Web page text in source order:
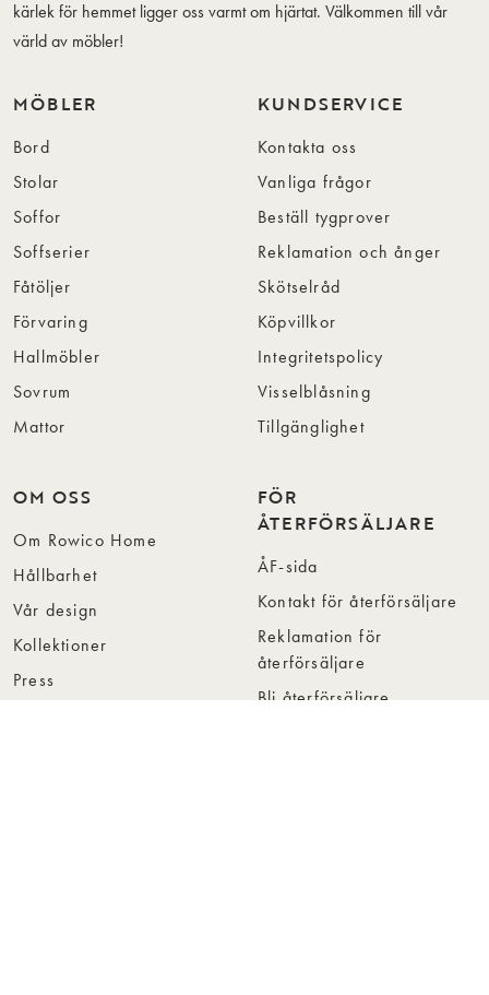
kärlek för hemmet ligger oss varmt om hjärtat. Välkommen till vår
värld av möbler!
MÖBLER
Bord
Stolar
Soffor
Soffserier
Fåtöljer
Förvaring
Hallmöbler
Sovrum
Mattor
KUNDSERVICE
Kontakta oss
Vanliga frågor
Beställ tygprover
Reklamation och ånger
Skötselråd
Köpvillkor
Integritetspolicy
Visselblåsning
Tillgänglighet
OM OSS
Om Rowico Home
Hållbarhet
Vår design
Kollektioner
Press
FÖR
ÅTERFÖRSÄLJARE
ÅF-sida
Kontakt för återförsäljare
Reklamation för
återförsäljare
Bli återförsäljare